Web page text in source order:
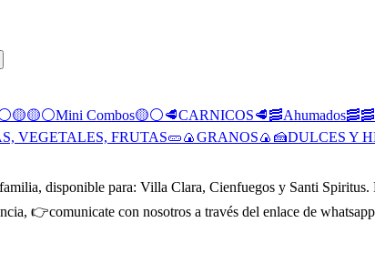
🟡⚪Mini Combos🟡⚪🥩CARNICOS🥩🥓Ahumados🥓
VEGETALES, FRUTAS🥒🍙GRANOS🍙 🍰DULCES Y
disponible para: Villa Clara, Cienfuegos y Santi
👉comunicate con nosotros a través del enlace de